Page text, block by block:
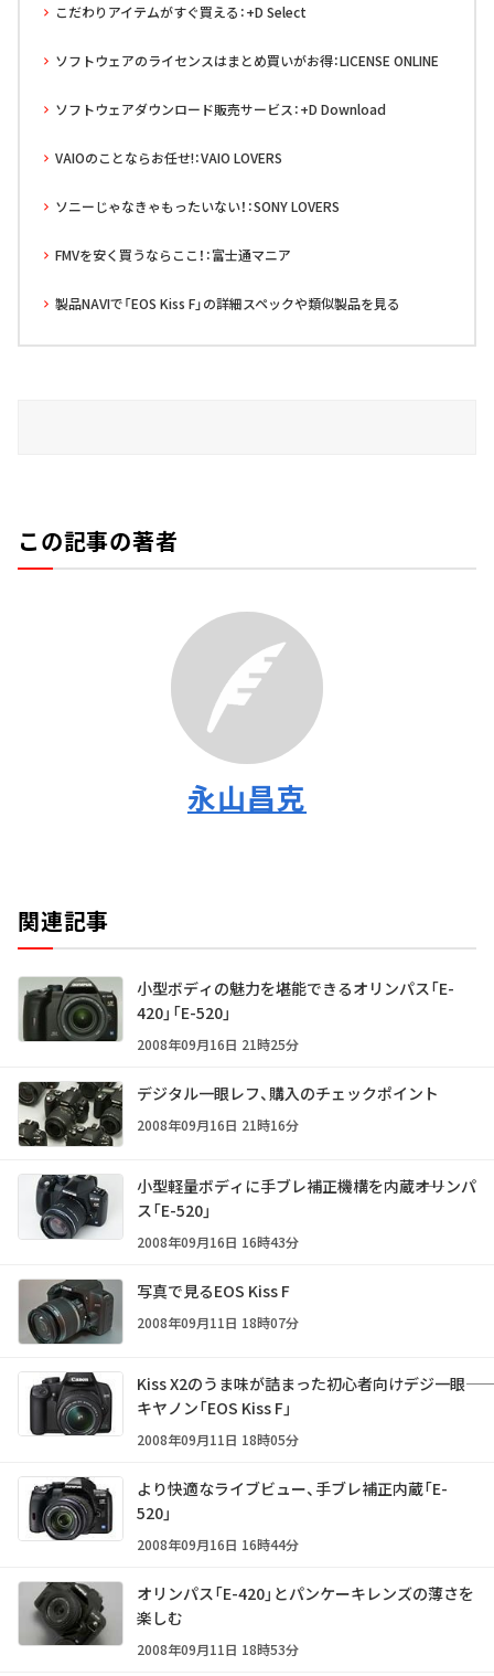
こだわりアイテムがすぐ買える：+D Select
ソフトウェアのライセンスはまとめ買いがお得：LICENSE ONLINE
ソフトウェアダウンロード販売サービス：+D Download
VAIOのことならお任せ!：VAIO LOVERS
ソニーじゃなきゃもったいない！：SONY LOVERS
FMVを安く買うならここ！：富士通マニア
製品NAVIで「EOS Kiss F」の詳細スペックや類似製品を見る
この記事の著者
永山昌克
関連記事
小型ボディの魅力を堪能できるオリンパス「E-
420」「E-520」
2008年09月16日 21時25分
デジタル一眼レフ、購入のチェックポイント
2008年09月16日 21時16分
小型軽量ボディに手ブレ補正機構を内蔵――オリンパ
ス「E-520」
2008年09月16日 16時43分
写真で見るEOS Kiss F
2008年09月11日 18時07分
Kiss X2のうま味が詰まった初心者向けデジ一眼――
キヤノン「EOS Kiss F」
2008年09月11日 18時05分
より快適なライブビュー、手ブレ補正内蔵「E-
520」
2008年09月16日 16時44分
オリンパス「E-420」とパンケーキレンズの薄さを
楽しむ
2008年09月11日 18時53分